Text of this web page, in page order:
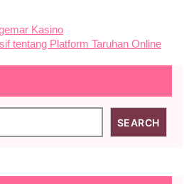
Kasino
tentang Platform Taruhan Online
SEARCH